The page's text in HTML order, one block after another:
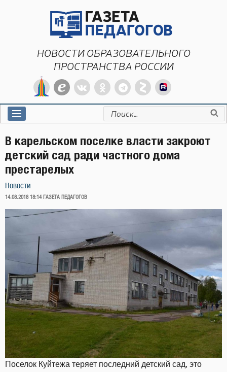
НОВОСТИ ОБРАЗОВАТЕЛЬНОГО
ПРОСТРАНСТВА РОССИИ
Искать:
В карельском поселке власти закроют
детский сад ради частного дома
престарелых
Новости
ОПУБЛИКОВАНО
14.08.2018 18:14 ГАЗЕТА ПЕДАГОГОВ
Поселок Куйтежа теряет последний детский сад, это